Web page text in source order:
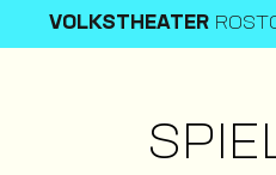
VOLKSTHEATER